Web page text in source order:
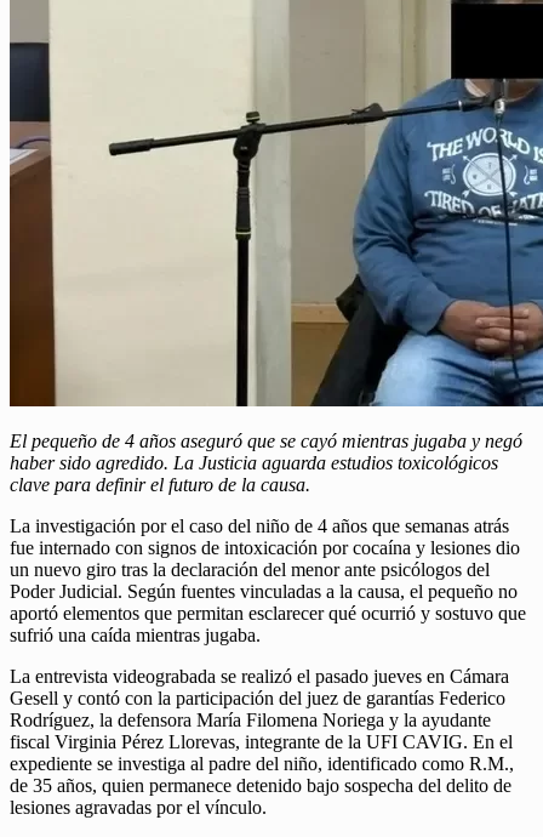
El pequeño de 4 años aseguró que se cayó mientras jugaba y negó
haber sido agredido. La Justicia aguarda estudios toxicológicos
clave para definir el futuro de la causa.
La investigación por el caso del niño de 4 años que semanas atrás
fue internado con signos de intoxicación por cocaína y lesiones dio
un nuevo giro tras la declaración del menor ante psicólogos del
Poder Judicial. Según fuentes vinculadas a la causa, el pequeño no
aportó elementos que permitan esclarecer qué ocurrió y sostuvo que
sufrió una caída mientras jugaba.
La entrevista videograbada se realizó el pasado jueves en Cámara
Gesell y contó con la participación del juez de garantías Federico
Rodríguez, la defensora María Filomena Noriega y la ayudante
fiscal Virginia Pérez Llorevas, integrante de la UFI CAVIG. En el
expediente se investiga al padre del niño, identificado como R.M.,
de 35 años, quien permanece detenido bajo sospecha del delito de
lesiones agravadas por el vínculo.